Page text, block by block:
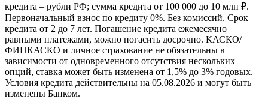
кредита – рубли РФ; сумма кредита от 100 000 до 10 млн ₽.
Первоначальный взнос по кредиту 0%. Без комиссий. Срок
кредита от 2 до 7 лет. Погашение кредита ежемесячно
равными платежами, можно погасить досрочно. КАСКО/
ФИНКАСКО и личное страхование не обязательны в
зависимости от одновременного отсутствия нескольких
опций, ставка может быть изменена от 1,5% до 3% годовых.
Условия кредита действительны на 05.08.2026 и могут быть
изменены Банком.